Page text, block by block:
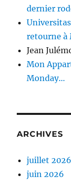
dernier
retourne à
Jean
Mon
Monday…
ARCHIVES
juillet 2026
juin 2026